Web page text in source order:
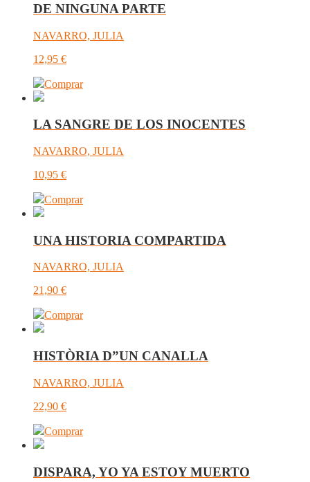
DE NINGUNA PARTE
NAVARRO, JULIA
12,95 €
Comprar
LA SANGRE DE LOS INOCENTES
NAVARRO, JULIA
10,95 €
Comprar
UNA HISTORIA COMPARTIDA
NAVARRO, JULIA
21,90 €
Comprar
HISTÒRIA D”UN CANALLA
NAVARRO, JULIA
22,90 €
Comprar
DISPARA, YO YA ESTOY MUERTO